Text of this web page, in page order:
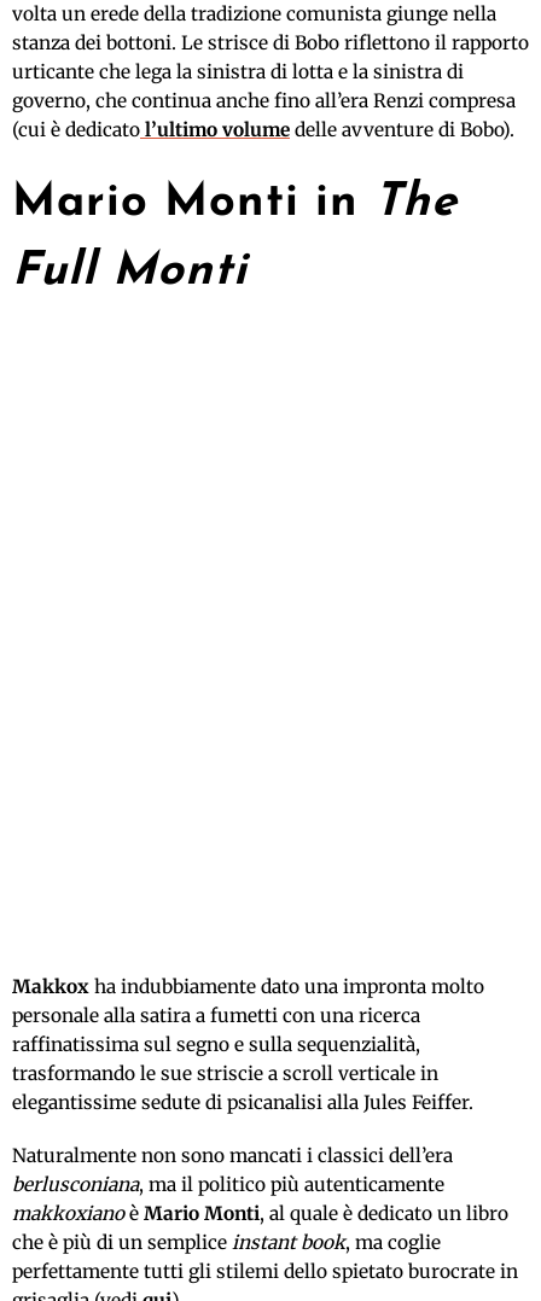
volta un erede della tradizione comunista giunge nella
stanza dei bottoni. Le strisce di Bobo riflettono il rapporto
urticante che lega la sinistra di lotta e la sinistra di
governo, che continua anche fino all’era Renzi compresa
(cui è dedicato l’ultimo volume delle avventure di Bobo).
Mario Monti in
The
Full Monti
Makkox ha indubbiamente dato una impronta molto
personale alla satira a fumetti con una ricerca
raffinatissima sul segno e sulla sequenzialità,
trasformando le sue striscie a scroll verticale in
elegantissime sedute di psicanalisi alla Jules Feiffer.
Naturalmente non sono mancati i classici dell’era
berlusconiana, ma il politico più autenticamente
makkoxianoè Mario Monti, al quale è dedicato un libro
che è più di un semplice instant book, ma coglie
perfettamente tutti gli stilemi dello spietato burocrate in